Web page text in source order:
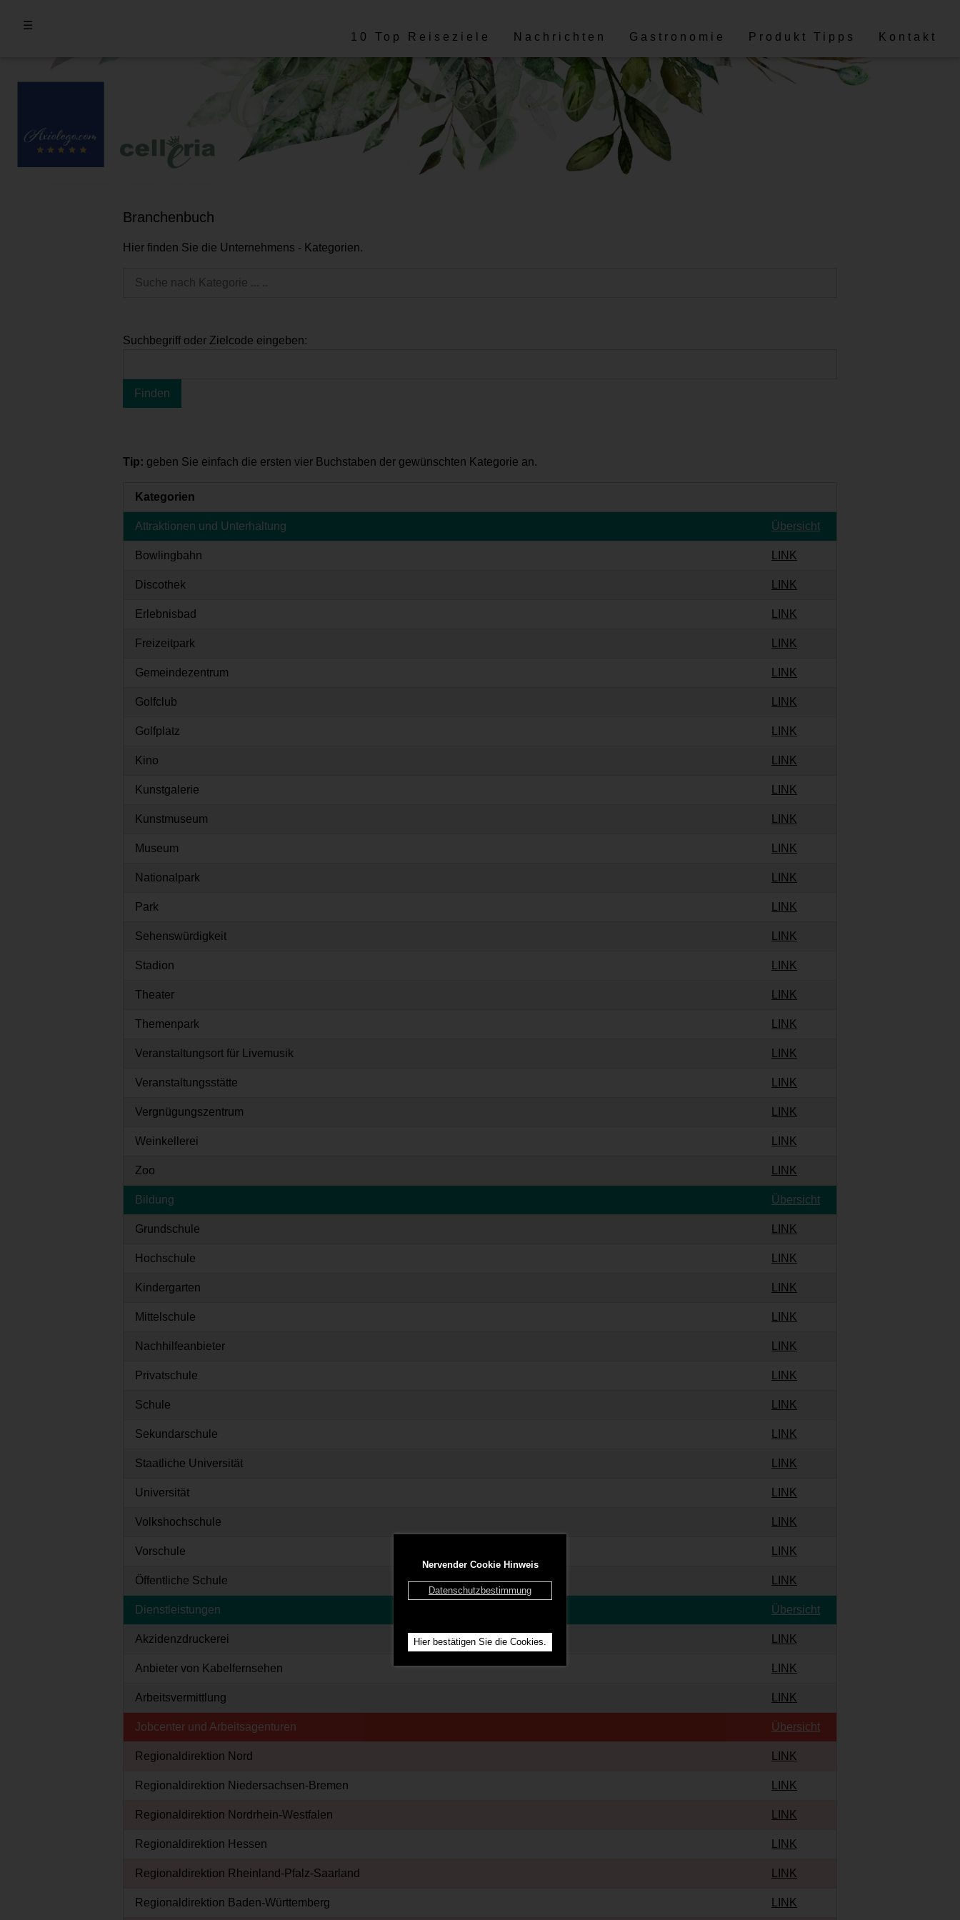
Nervender Cookie Hinweis
Datenschutzbestimmung
Hier bestätigen Sie die Cookies.
☰
10 Top Reiseziele
Nachrichten Gastronomie Produkt Tipps Kontakt
Branchenbuch
Hier finden Sie die Unternehmens - Kategorien.
Suchbegriff oder Zielcode eingeben:
Tip: geben Sie einfach die ersten vier Buchstaben der gewünschten Kategorie an.
Kategorien
Attraktionen und Unterhaltung Übersicht
Bowlingbahn LINK
Discothek LINK
Erlebnisbad LINK
Freizeitpark LINK
Gemeindezentrum LINK
Golfclub LINK
Golfplatz LINK
Kino LINK
Kunstgalerie LINK
Kunstmuseum LINK
Museum LINK
Nationalpark LINK
Park LINK
Sehenswürdigkeit LINK
Stadion LINK
Theater LINK
Themenpark LINK
Veranstaltungsort für Livemusik LINK
Veranstaltungsstätte LINK
Vergnügungszentrum LINK
Weinkellerei LINK
Zoo LINK
Bildung Übersicht
Grundschule LINK
Hochschule LINK
Kindergarten LINK
Mittelschule LINK
Nachhilfeanbieter LINK
Privatschule LINK
Schule LINK
Sekundarschule LINK
Staatliche Universität LINK
Universität LINK
Volkshochschule LINK
Vorschule LINK
Öffentliche Schule LINK
Dienstleistungen Übersicht
Akzidenzdruckerei LINK
Anbieter von Kabelfernsehen LINK
Arbeitsvermittlung LINK
Jobcenter und Arbeitsagenturen Übersicht
Regionaldirektion Nord LINK
Regionaldirektion Niedersachsen-Bremen LINK
Regionaldirektion Nordrhein-Westfalen LINK
Regionaldirektion Hessen LINK
Regionaldirektion Rheinland-Pfalz-Saarland LINK
Regionaldirektion Baden-Württemberg LINK